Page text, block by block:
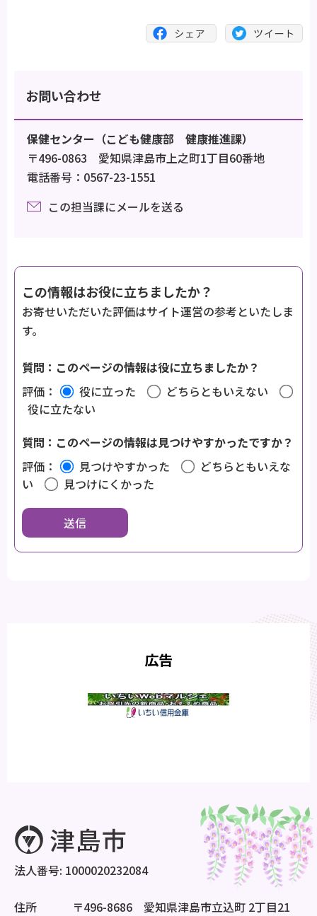
お問い合わせ
保健センター（こども健康部 健康推進課）
〒496-0863 愛知県津島市上之町1丁目60番地
電話番号：0567-23-1551
この担当課にメールを送る
この情報はお役に立ちましたか？
お寄せいただいた評価はサイト運営の参考といたしま
す。
質問：このページの情報は役に立ちましたか？
評価：
役に立った
どちらともいえない
役に立たない
質問：このページの情報は見つけやすかったですか？
評価：
見つけやすかった
どちらともいえな
い
見つけにくかった
広告
法人番号: 1000020232084
住所 〒496-8686 愛知県津島市立込町 2丁目21